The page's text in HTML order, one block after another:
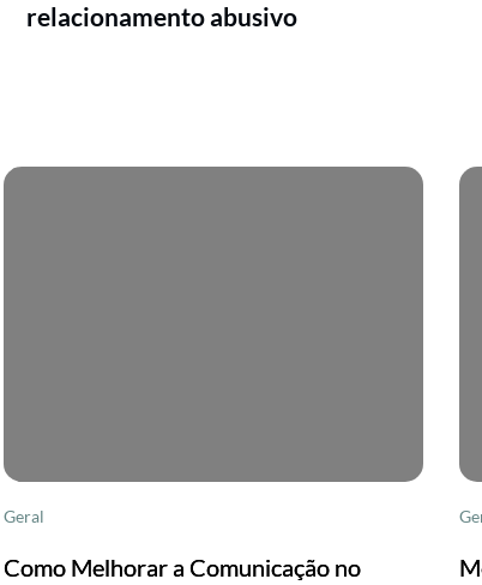
relacionamento abusivo
Geral
Como Melhorar a Comunicação no